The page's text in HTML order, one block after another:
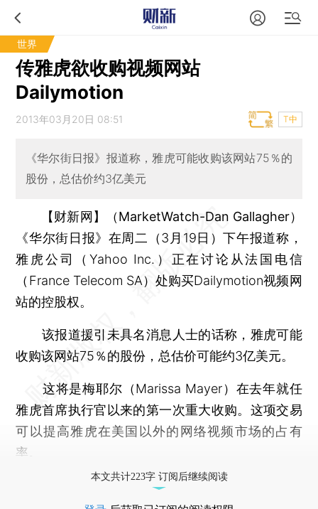
世界
传雅虎欲收购视频网站
Dailymotion
2013年03月20日 08:51 T中
《华尔街日报》报道称，雅虎可能收购该网站75％的
股份，总估价约3亿美元
【财新网】（MarketWatch-Dan Gallagher）
《华尔街日报》在周二（3月19日）下午报道称，
雅虎公司（Yahoo Inc.）正在讨论从法国电信
（France Telecom SA）处购买Dailymotion视频网
站的控股权。
该报道援引未具名消息人士的话称，雅虎可能
收购该网站75％的股份，总估价可能约3亿美元。
这将是梅耶尔（Marissa Mayer）在去年就任
雅虎首席执行官以来的第一次重大收购。这项交易
可以提高雅虎在美国以外的网络视频市场的占有
率。
本文共计223字 订阅后继续阅读